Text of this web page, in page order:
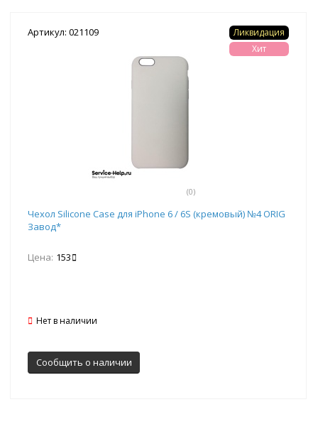
Артикул: 021109
(0)
Ликвидация
Хит
Чехол Silicone Case для iPhone 6 / 6S (кремовый) №4 ORIG
Завод*
Цена: 153
Нет в наличии
Сообщить о наличии